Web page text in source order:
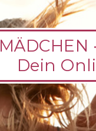
MÄDCHEN
Dein